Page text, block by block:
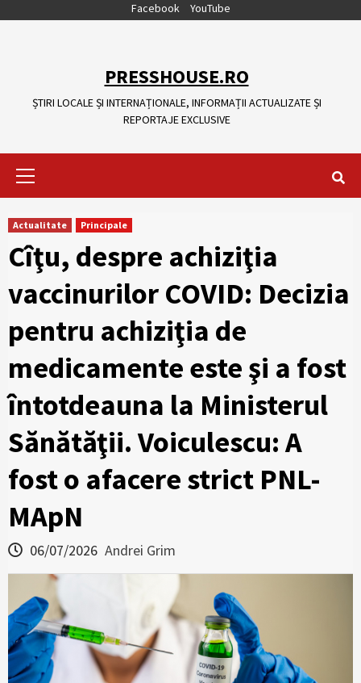
Facebook YouTube
PRESSHOUSE.RO
ȘTIRI LOCALE ȘI INTERNAȚIONALE, INFORMAȚII ACTUALIZATE ȘI
REPORTAJE EXCLUSIVE
Actualitate Principale
Cîţu, despre achiziţia
vaccinurilor COVID: Decizia
pentru achiziţia de
medicamente este şi a fost
întotdeauna la Ministerul
Sănătăţii. Voiculescu: A
fost o afacere strict PNL-
MApN
06/07/2026 Andrei Grim